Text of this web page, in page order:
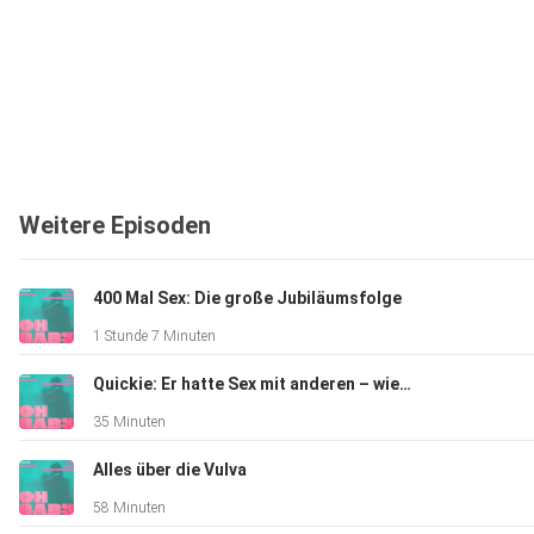
Weitere Episoden
400 Mal Sex: Die große Jubiläumsfolge
1 Stunde 7 Minuten
Quickie: Er hatte Sex mit anderen – wie gehe ich damit um
35 Minuten
Alles über die Vulva
58 Minuten